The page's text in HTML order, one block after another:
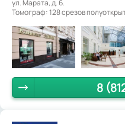
ул. Марата, д. 6.
Томограф: 128 срезов
8